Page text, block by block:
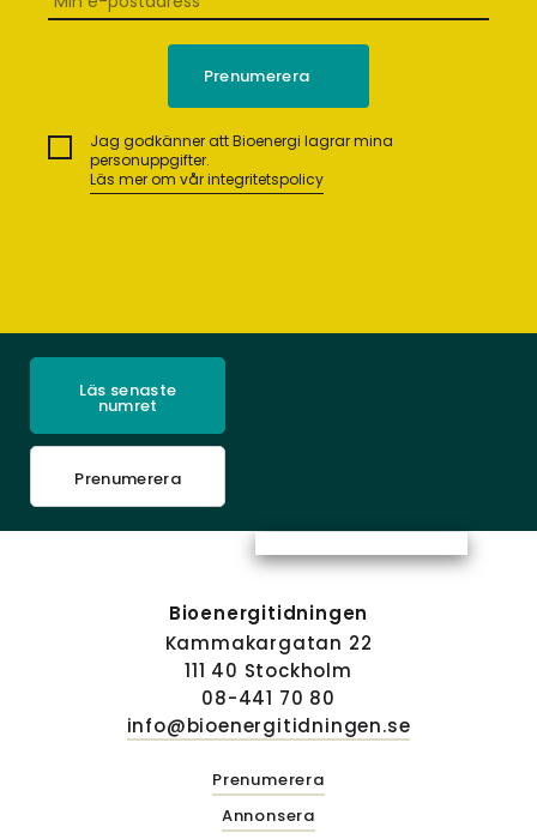
Jag godkänner att Bioenergi lagrar mina
personuppgifter.
Läs mer om vår integritetspolicy
Läs senaste
numret
Prenumerera
Bioenergitidningen
Kammakargatan 22
111 40 Stockholm
08-441 70 80
info@bioenergitidningen.se
Prenumerera
Annonsera